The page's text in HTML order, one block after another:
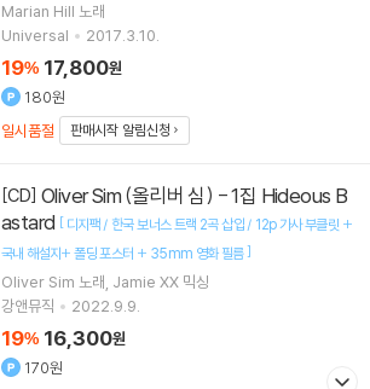
Marian Hill 노래
Universal
2017.3.10.
19% 17,800원
180원
일시품절
판매시작 알림신청
[CD]
astard [ 디지팩 / 한국 보너스 트랙 2곡 삽입 / 12p 가사 부클릿 +
국내 해설지+ 폴딩 포스터 + 35mm 영화 필름]
Oliver Sim 노래 Jamie XX 믹싱
강앤뮤직
2022.9.9.
19% 16,300원
170원